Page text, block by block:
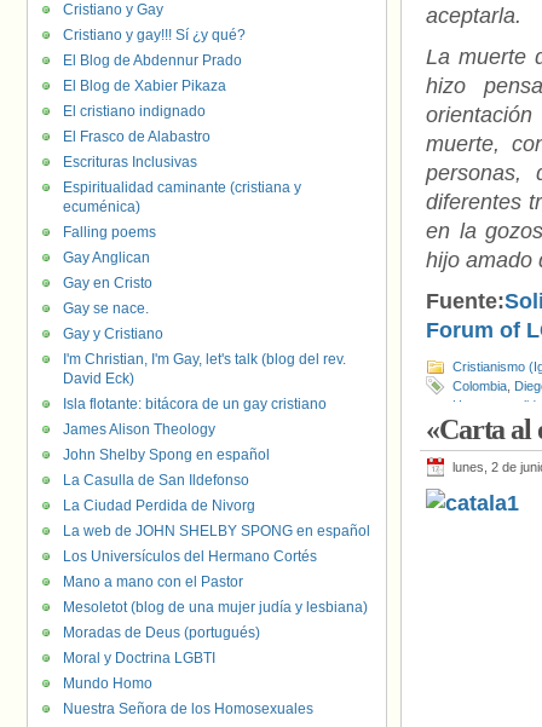
aceptarla.
La muerte
hizo
muerte,
personas,
diferentes
en la
hijo amado
Fuente:
Forum of
Cristianismo
Colombia
«Carta al
lunes, 2 de
Cristiano y Gay
Cristiano y gay!!! Sí ¿y qué?
El Blog de Abdennur Prado
El Blog de Xabier Pikaza
El cristiano indignado
El Frasco de Alabastro
Escrituras Inclusivas
Espiritualidad caminante (cristiana y
ecuménica)
Falling poems
Gay Anglican
Gay en Cristo
Gay se nace.
Gay y Cristiano
I'm Christian, I'm Gay, let's talk (blog del rev.
David Eck)
Isla flotante: bitácora de un gay cristiano
James Alison Theology
John Shelby Spong en español
La Casulla de San Ildefonso
La Ciudad Perdida de Nivorg
La web de JOHN SHELBY SPONG en español
Los Universículos del Hermano Cortés
Mano a mano con el Pastor
Mesoletot (blog de una mujer judía y lesbiana)
Moradas de Deus (portugués)
Moral y Doctrina LGBTI
Mundo Homo
Nuestra Señora de los Homosexuales